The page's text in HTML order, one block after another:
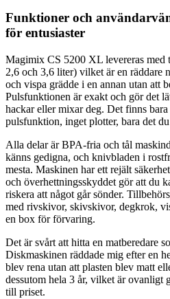
Funktioner och
för entusiaster
Magimix CS 5200 XL levereras med
2,6 och 3,6 liter) vilket är en räddare
och vispa grädde i en annan utan att
Pulsfunktionen är exakt och gör det
hackar eller mixar deg. Det finns
pulsfunktion, inget plotter, bara det
Alla delar är BPA-fria och tål
känns gedigna, och knivbladen i
mesta. Maskinen har ett rejält
och överhettningsskyddet gör att du
riskera att något går sönder.
med rivskivor, skivskivor, degkrok,
en box för förvaring.
Det är svårt att hitta en matberedare
Diskmaskinen räddade mig efter en
blev rena utan att plasten blev matt
dessutom hela 3 år, vilket är ovanligt
till priset.